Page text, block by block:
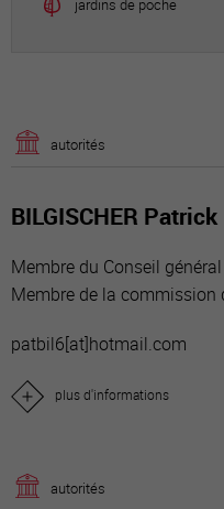
autorités
BILGISCHER Patrick
Membre du Conseil général
Membre de la
patbil6[at]hotmail.com
plus d'informations
autorités